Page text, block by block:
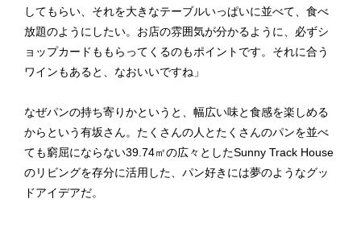
してもらい、それを大きなテーブルいっぱいに並べて、食べ
放題のようにしたい。お店の雰囲気が分かるように、必ずシ
ョップカードももらってくるのもポイントです。それに合う
ワインもあると、なおいいですね」
なぜパンの持ち寄りかというと、幅広い味と食感を楽しめる
からという有坂さん。たくさんの人とたくさんのパンを並べ
ても窮屈にならない39.74㎡の広々としたSunny Track House
のリビングを存分に活用した、パン好きには夢のようなグッ
ドアイデアだ。